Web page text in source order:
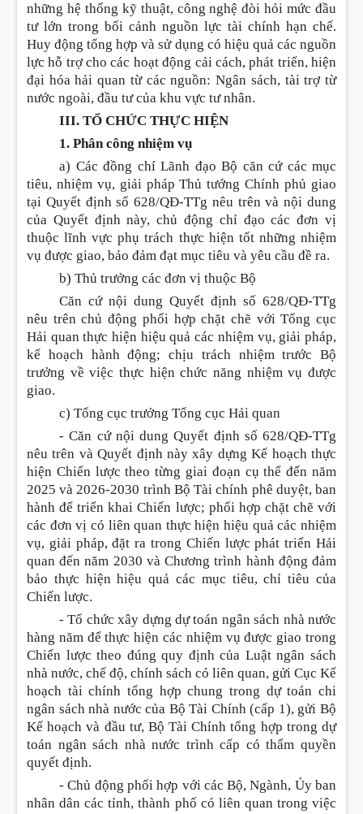
những hệ thống kỹ thuật, công nghệ đòi hỏi mức đầu
tư lớn trong bối cảnh nguồn lực tài chính hạn chế.
Huy động tổng hợp và sử dụng có hiệu quả các nguồn
lực hỗ trợ cho các hoạt động cải cách, phát triển, hiện
đại hóa hải quan từ các nguồn: Ngân sách, tài trợ từ
nước ngoài, đầu tư của khu vực tư nhân.
III. TỔ CHỨC THỰC HIỆN
1. Phân công nhiệm vụ
a) Các đồng chí Lãnh đạo Bộ căn cứ các mục
tiêu, nhiệm vụ, giải pháp Thủ tướng Chính phủ giao
tại Quyết định số 628/QĐ-TTg nêu trên và nội dung
của Quyết định này, chủ động chỉ đạo các đơn vị
thuộc lĩnh vực phụ trách thực hiện tốt những nhiệm
vụ được giao, bảo đảm đạt mục tiêu và yêu cầu đề ra.
b) Thủ trưởng các đơn vị thuộc Bộ
Căn cứ nội dung Quyết định số 628/QĐ-TTg
nêu trên chủ động phối hợp chặt chẽ với Tổng cục
Hải quan thực hiện hiệu quả các nhiệm vụ, giải pháp,
kế hoạch hành động; chịu trách nhiệm trước Bộ
trưởng về việc thực hiện chức năng nhiệm vụ được
giao.
c) Tổng cục trưởng Tổng cục Hải quan
-Căn cứ nội dung Quyết định số 628/QĐ-TTg
nêu trên và Quyết định này xây dựng Kế hoạch thực
hiện Chiến lược theo từng giai đoạn cụ thể đến năm
2025 và 2026-2030 trình Bộ Tài chính phê duyệt, ban
hành đểtriển khai Chiến lược; phối hợp chặt chẽ với
các đơn vị có liênquan thực hiện hiệu quả các nhiệm
vụ, giải pháp, đặt ra trong Chiến lược phát triển Hải
quan đến năm 2030 và Chương trình hành động đảm
bảo thực hiện hiệu quả các mục tiêu, chỉ tiêu của
Chiến lược.
-Tổ chức xây dựng dự toán ngân sách nhà nước
hàng năm để thực hiện các nhiệm vụ được giao trong
Chiến lược theo đúng quy định của Luật ngân sách
nhà nước, chế độ, chính sách có liên quan, gửi Cục Kế
hoạch tài chính tổng hợp chung trong dự toán chi
ngân sách nhà nước của Bộ Tài Chính (cấp 1), gửi Bộ
Kế hoạch và đầu tư, Bộ Tài Chính tổng hợp trong dự
toán ngân sách nhà nước trình cấp có thẩm quyền
quyết định.
-Chủ động phối hợp với các Bộ, Ngành, Ủy ban
nhân dân các tỉnh, thành phố có liên quan trong việc